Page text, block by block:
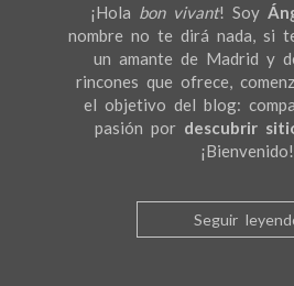
¡Hola bon vivant! Soy
nombre no te dirá nada, si
un amante de Madrid y
rincones que ofrece,
el objetivo del blog:
pasión por descubrir
¡Bienvenido!
Seguir